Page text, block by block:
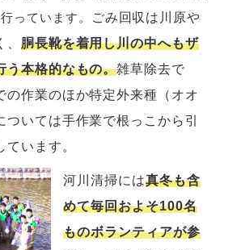
っています。
ごみ回収は川原や
胴長靴を着用し川の中へもザ
う本格的なもの。雑草除去で
の作業のほか特定外来種（オオ
ついては手作業で根っこから 引
ています。
河川清掃には真冬も含
めて毎回およそ100名
ものボランティアが参